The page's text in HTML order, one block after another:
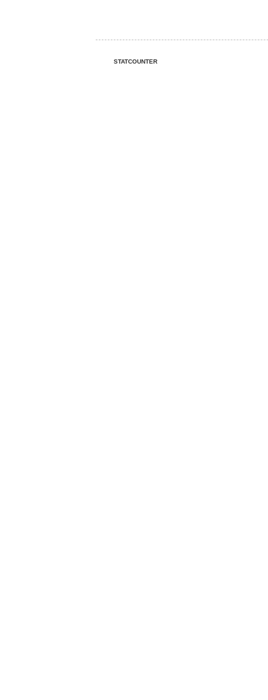
STATCOUNTER